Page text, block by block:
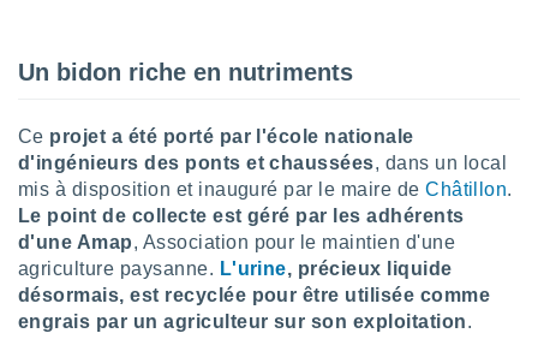
de
votre
à
en
le
des
Un bidon riche en nutriments
Ce projet a été porté par l'école nationale
d'ingénieurs des ponts et chaussées, dans un local
mis à disposition et inauguré par le maire deChâtillon.
Le point de collecte est géré par les adhérents
d'une Amap, Association pour le maintien d'une
agriculture paysanne. L'urine, précieux liquide
désormais, est recyclée pour être utilisée comme
engrais par un agriculteur sur son exploitation.